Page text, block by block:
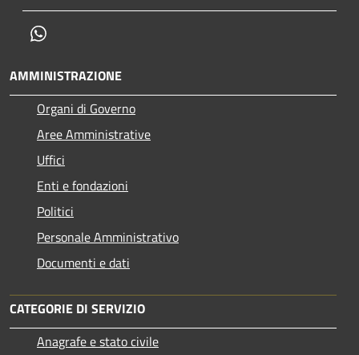
AMMINISTRAZIONE
Organi di Governo
Aree Amministrative
Uffici
Enti e fondazioni
Politici
Personale Amministrativo
Documenti e dati
CATEGORIE DI SERVIZIO
Anagrafe e stato civile